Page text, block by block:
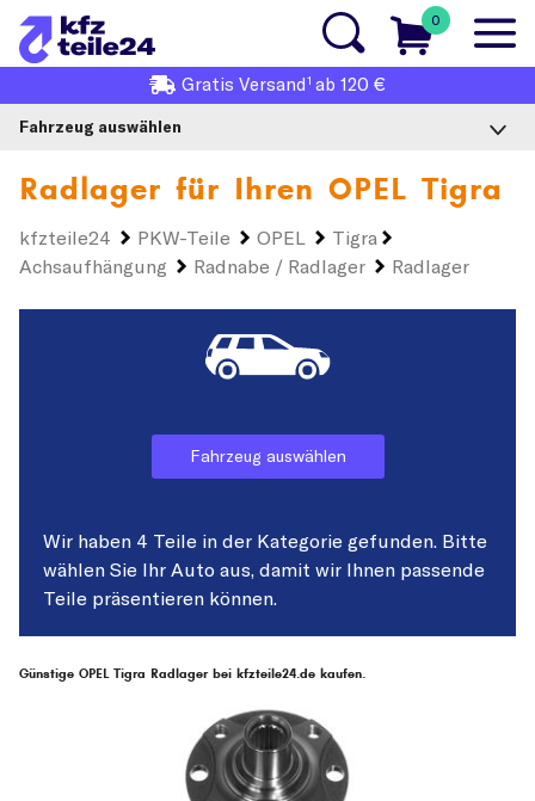
0
Gratis Versand1 ab 120 €
Fahrzeug auswählen
Radlager für Ihren OPEL Tigra
kfzteile24 PKW-Teile OPEL
Tigra
Achsaufhängung
Radnabe / Radlager Radlager
Fahrzeug auswählen
Wir haben 4 Teile in der Kategorie gefunden. Bitte
wählen Sie Ihr Auto aus, damit wir Ihnen passende
Teile präsentieren können.
Günstige OPEL Tigra Radlager bei kfzteile24.de kaufen.